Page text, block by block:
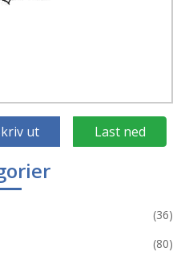
ut Last ned
(36)
(80)